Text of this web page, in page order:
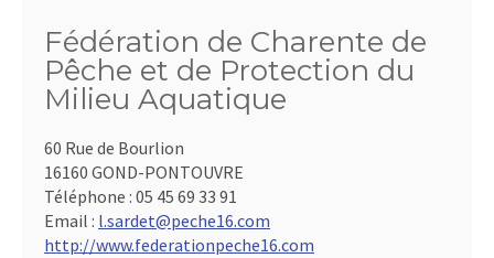
Fédération de Charente de
Pêche et de Protection du
Milieu Aquatique
60 Rue de Bourlion
16160 GOND-PONTOUVRE
Téléphone : 05 45 69 33 91
Email : l.sardet@peche16.com
http://www.federationpeche16.com